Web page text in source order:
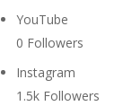
YouTube
0 Followers
Instagram
1.5k Followers